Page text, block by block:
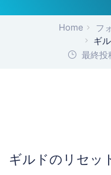
Home フ
ギ
最終投
ギルドのリセッ